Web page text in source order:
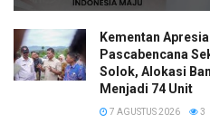
Kementan
Pascabencana
Solok, Alokasi
Menjadi 74 Unit
7 AGUSTUS 2026 3